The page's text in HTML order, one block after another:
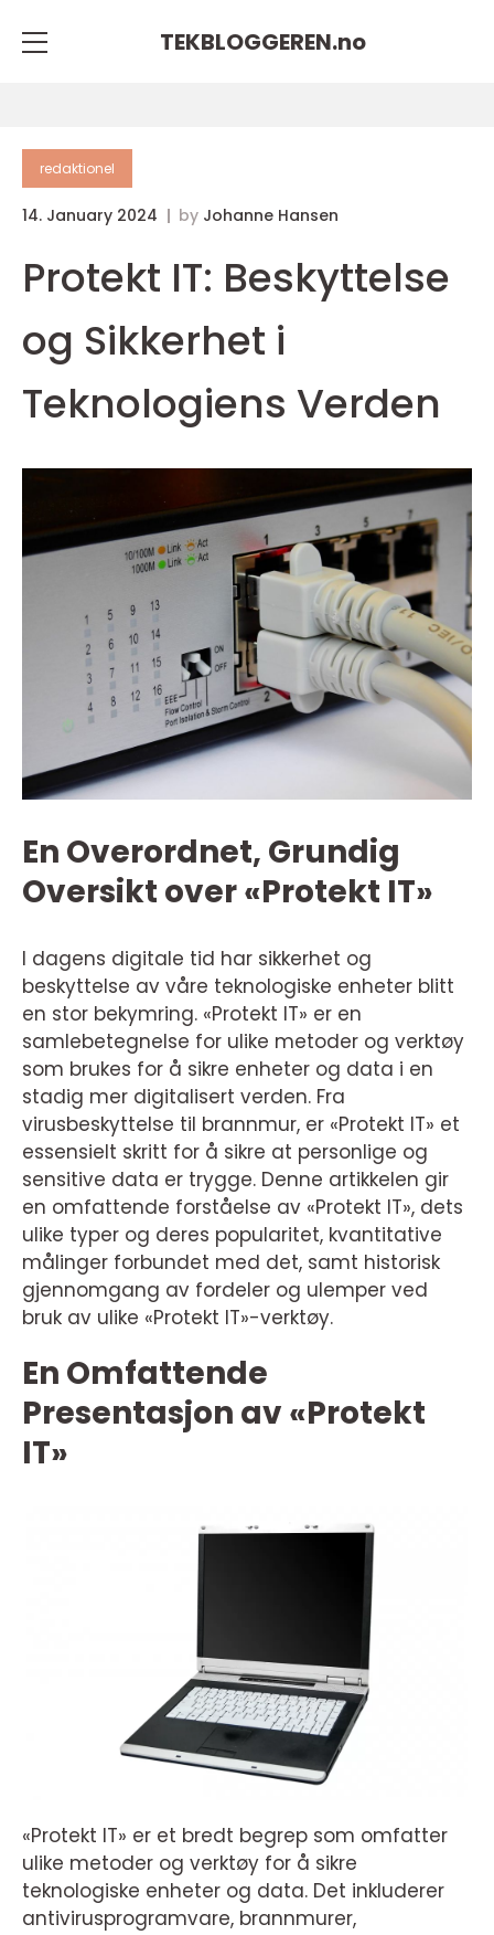
TEKBLOGGEREN.no
redaktionel
14. January 2024 by Johanne Hansen
Protekt IT: Beskyttelse
og Sikkerhet i
Teknologiens Verden
En Overordnet, Grundig
Oversikt over «Protekt IT»
I dagens digitale tid har sikkerhet og
beskyttelse av våre teknologiske enheter blitt
en stor bekymring. «Protekt IT» er en
samlebetegnelse for ulike metoder og verktøy
som brukes for å sikre enheter og data i en
stadig mer digitalisert verden. Fra
virusbeskyttelse til brannmur, er «Protekt IT» et
essensielt skritt for å sikre at personlige og
sensitive data er trygge. Denne artikkelen gir
en omfattende forståelse av «Protekt IT», dets
ulike typer og deres popularitet, kvantitative
målinger forbundet med det, samt historisk
gjennomgang av fordeler og ulemper ved
bruk av ulike «Protekt IT»-verktøy.
En Omfattende
Presentasjon av «Protekt
IT»
«Protekt IT» er et bredt begrep som omfatter
ulike metoder og verktøy for å sikre
teknologiske enheter og data. Det inkluderer
antivirusprogramvare, brannmurer,